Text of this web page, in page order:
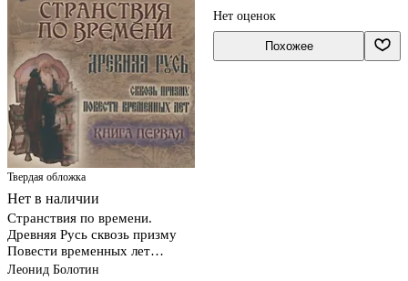
Твердая обложка
Нет в наличии
Странствия по времени.
Древняя Русь сквозь призму
Повести временных лет
(комплект из 2 книг)
Леонид Болотин
Нет оценок
Похожее